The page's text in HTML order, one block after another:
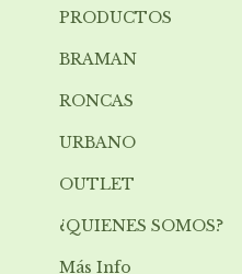
PRODUCTOS
BRAMAN
RONCAS
URBANO
OUTLET
¿QUIENES SOMOS?
Más Info